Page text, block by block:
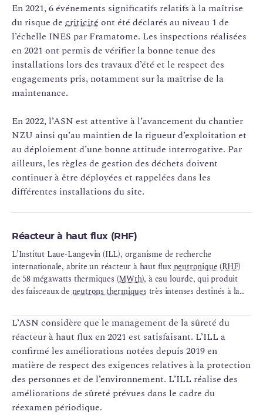
En 2021, 6 événements significatifs relatifs à la maîtrise
du risque de criticité ont été déclarés au niveau 1 de
l’échelle INES par Framatome. Les inspections réalisées
en 2021 ont permis de vérifier la bonne tenue des
installations lors des travaux d’été et le respect des
engagements pris, notamment sur la maîtrise de la
maintenance.
En 2022, l’ASN est attentive à l’avancement du chantier
NZU ainsi qu’au maintien de la rigueur d’exploitation et
au déploiement d’une bonne attitude interrogative. Par
ailleurs, les règles de gestion des déchets doivent
continuer à être déployées et rappelées dans les
différentes installations du site.
Réacteur à haut flux (RHF)
L’Institut Laue‑Langevin (ILL), organisme de recherche
internationale, abrite un réacteur à haut fluxneutronique(RHF)
de 58 mégawatts thermiques (MWth), à eau lourde, qui produit
des faisceaux deneutrons thermiques très intenses destinés à la
physique du solide, de la physique neutronique et de la biologie
moléculaire.
L’ASN considère que le management de la sûreté du
réacteur à haut flux en 2021 est satisfaisant. L’ILL a
confirmé les améliorations notées depuis 2019 en
matière de respect des exigences relatives à la protection
des personnes et de l’environnement. L’ILL réalise des
améliorations de sûreté prévues dans le cadre du
réexamen périodique.